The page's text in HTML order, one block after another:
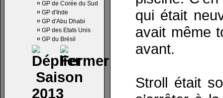
¤ GP de Corée du Sud
¤ GP d'Inde
¤ GP d'Abu Dhabi
¤ GP des Etats Unis
¤ GP du Brésil
Saison
2013
qui était
avait même
avant.
Stroll était